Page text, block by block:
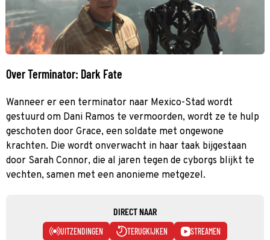
Over Terminator: Dark Fate
Wanneer er een terminator naar Mexico-Stad wordt
gestuurd om Dani Ramos te vermoorden, wordt ze te hulp
geschoten door Grace, een soldate met ongewone
krachten. Die wordt onverwacht in haar taak bijgestaan
door Sarah Connor, die al jaren tegen de cyborgs blijkt te
vechten, samen met een anonieme metgezel.
DIRECT NAAR
UITZENDINGEN TERUGKIJKEN STREAMEN